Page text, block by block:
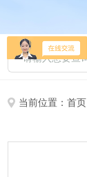
当前位置：首页